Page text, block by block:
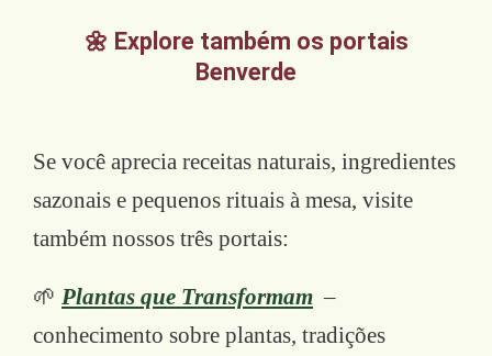
🌼 Explore também os portais
Benverde
Se você aprecia receitas naturais, ingredientes
sazonais e pequenos rituais à mesa, visite
também nossos três portais:
🌱 Plantas que Transformam –
conhecimento sobre plantas, tradições